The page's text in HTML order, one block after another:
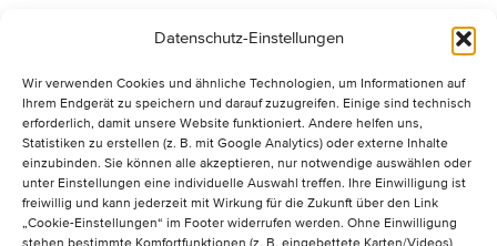
Datenschutz-Einstellungen
Wir verwenden Cookies und ähnliche Technologien, um Informationen auf
Ihrem Endgerät zu speichern und darauf zuzugreifen. Einige sind technisch
erforderlich, damit unsere Website funktioniert. Andere helfen uns,
Statistiken zu erstellen (z. B. mit Google Analytics) oder externe Inhalte
einzubinden. Sie können alle akzeptieren, nur notwendige auswählen oder
unter Einstellungen eine individuelle Auswahl treffen. Ihre Einwilligung ist
freiwillig und kann jederzeit mit Wirkung für die Zukunft über den Link
„Cookie-Einstellungen“ im Footer widerrufen werden. Ohne Einwilligung